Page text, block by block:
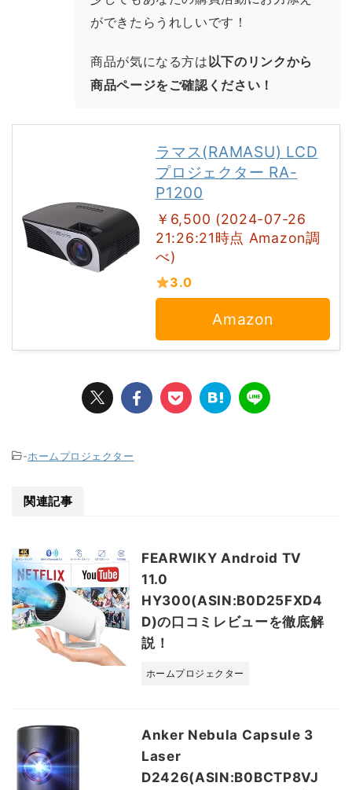
ができたらうれしいです！
商品が気になる方は以下のリンクから
商品ページをご確認ください！
ラマス(RAMASU) LCD
プロジェクター RA-
P1200
￥6,500 (2024-07-26
21:26:21時点 Amazon調
べ)
3.0
Amazon
-ホームプロジェクター
関連記事
FEARWIKY Android TV
11.0
HY300(ASIN:B0D25FXD4
D)の口コミレビューを徹底解
説！
ホームプロジェクター
Anker Nebula Capsule 3
Laser
D2426(ASIN:B0BCTP8VJ